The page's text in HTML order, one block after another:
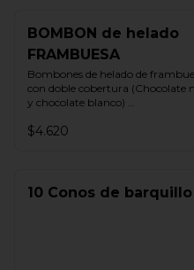
BOMBON de helado
FRAMBUESA
Bombones de helado de
con doble cobertura (Chocolate
y chocolate blanco)
15 unidades aprox
$4.620
10 Conos de barquillo